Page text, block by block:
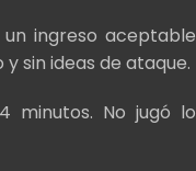
ingreso aceptable
sin ideas de ataque.
minutos. No jugó lo